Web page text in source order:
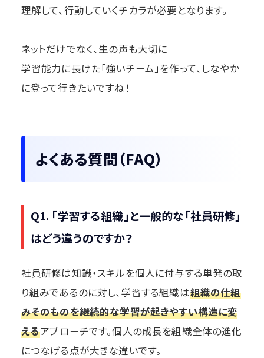
理解して、行動していくチカラが必要となります。
ネットだけでなく、生の声も大切に
学習能力に長けた「強いチーム」を作って、しなやか
に登って行きたいですね！
よくある質問（FAQ）
Q1. 「学習する組織」と一般的な「社員研修」
はどう違うのですか？
社員研修は知識・スキルを個人に付与する単発の取
り組みであるのに対し、学習する組織は組織の仕組
みそのものを継続的な学習が起きやすい構造に変
えるアプローチです。個人の成長を組織全体の進化
につなげる点が大きな違いです。